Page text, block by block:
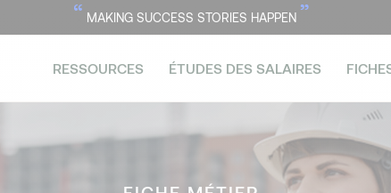
“ MAKING SUCCESS STORIES HAPPEN ”
RESSOURCES ÉTUDES DES SALAIRES